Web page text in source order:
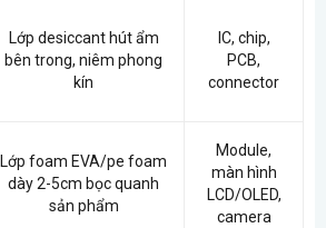
Lớp desiccant hút ẩm
bên trong, niêm phong
kín
IC, chip,
PCB,
connector
Lớp foam EVA/pe foam
dày 2-5cm bọc quanh
sản phẩm
Module,
màn hình
LCD/OLED,
camera